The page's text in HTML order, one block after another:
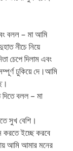
বলল – মা আমি
নীচে নিয়ে
চেপে দিলাম এবং
ঢুকিয়ে দে।আমি
দিতে বলল – মা
সুখ বেশি।
ইচ্ছে করবে
আমি আমার মনের